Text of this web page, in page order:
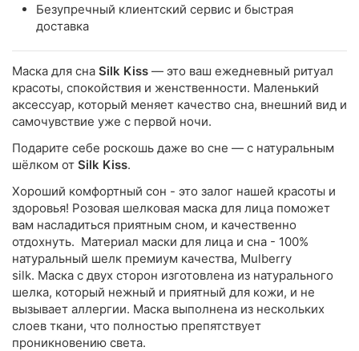
Безупречный клиентский сервис и быстрая
доставка
Маска для сна Silk Kiss — это ваш ежедневный ритуал
красоты, спокойствия и женственности. Маленький
аксессуар, который меняет качество сна, внешний вид и
самочувствие уже с первой ночи.
Подарите себе роскошь даже во сне — с натуральным
шёлком от Silk Kiss.
Хороший комфортный сон - это залог нашей красоты и
здоровья! Розовая шелковая маска для лица поможет
вам насладиться приятным сном, и качественно
отдохнуть. Материал маски для лица и сна - 100%
натуральный шелк премиум качества, Mulberry
silk. Маска с двух сторон изготовлена из натурального
шелка, который нежный и приятный для кожи, и не
вызывает аллергии. Маска выполнена из нескольких
слоев ткани, что полностью препятствует
проникновению света.